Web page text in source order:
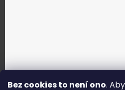
Bez cookies to není ono.